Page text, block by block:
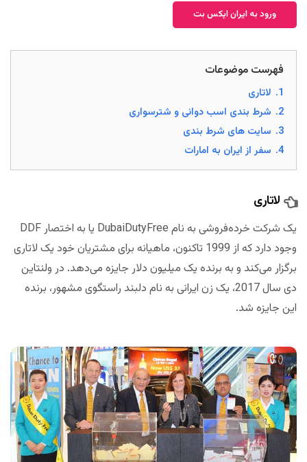
ورود به ایران ایکس بت
فهرست موضوعات
1. لاتاری
2. شرط بندی اسب دوانی و شترسواری
3. سایت های شرط بندی
4. سفر از ایران به امارات
لاتاری
یک شرکت خرده‌فروشی به نام DubaiDutyFree یا به اختصار DDF
وجود دارد که از 1999 تاکنون، ماهیانه برای مشتریان خود یک لاتاری
برگزار می‌کند و به برنده یک میلیون دلار جایزه می‌دهد. در ولنتاین
دی سال 2017، یک زن ایرانی به نام دلبند راستگوی مشهور، برنده
این جایزه شد.